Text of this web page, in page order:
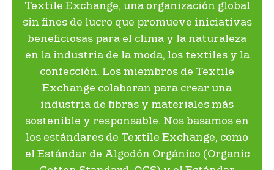
Textile Exchange, una organización global
sin fines de lucro que promueve iniciativas
beneficiosas para el clima y la naturaleza
en la industria de la moda, los textiles y la
confección. Los miembros de Textile
Exchange colaboran para crear una
industria de fibras y materiales más
sostenible y responsable. Nos basamos en
los estándares de Textile Exchange, como
el Estándar de Algodón Orgánico (Organic